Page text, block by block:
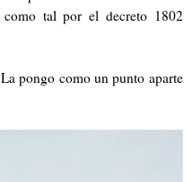
tal por el decreto 1802
pongo como un punto aparte